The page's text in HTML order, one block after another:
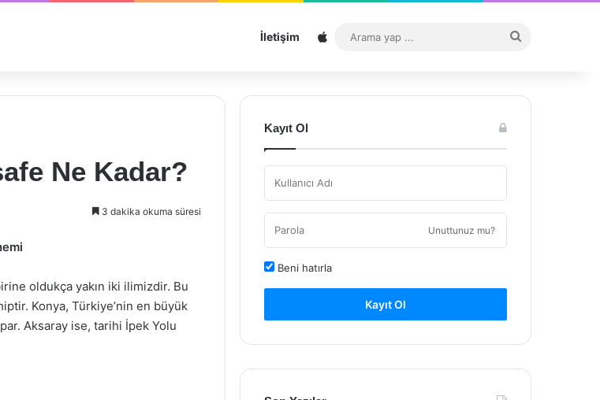
İletişim Sitemap
...
Ne Kadar?
3 dakika okuma süresi
oldukça yakın iki ilimizdir. Bu
Konya, Türkiye’nin en büyük
Aksaray ise, tarihi İpek Yolu
Kayıt Ol
Unuttunuz mu?
Beni hatırla
Kayıt Ol